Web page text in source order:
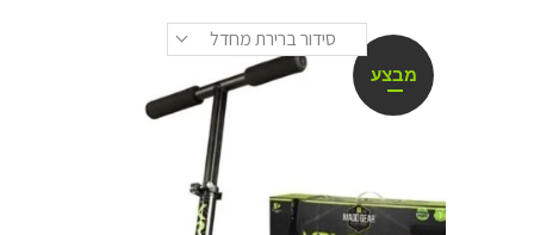
סידור ברירת מחדל
מבצע